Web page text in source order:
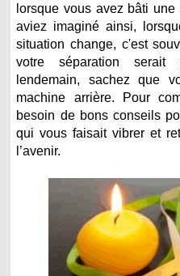
lorsque vous avez bâti
aviez imaginé ainsi,
situation change, c'est
votre séparation
lendemain, sachez que
machine arrière. Pour
besoin de bons conseils
qui vous faisait vibrer et
l’avenir.